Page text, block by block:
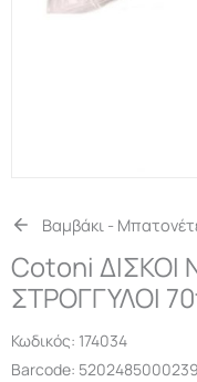
Βαμβάκι -
Cotoni ΔΙΣΚΟΙ
ΣΤΡΟΓΓΥΛΟΙ
Κωδικός: 174034
Barcode: 5202485000239